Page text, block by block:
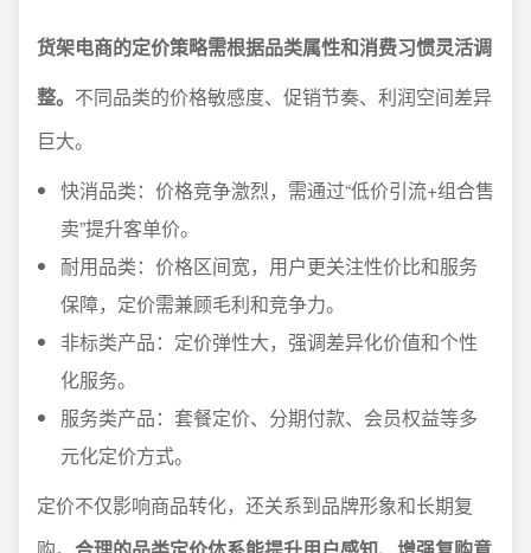
货架电商的定价策略需根据品类属性和消费习惯灵活调
整。 不同品类的价格敏感度、促销节奏、利润空间差异
巨大。
快消品类：价格竞争激烈，需通过“低价引流+组合售
卖”提升客单价。
耐用品类：价格区间宽，用户更关注性价比和服务
保障，定价需兼顾毛利和竞争力。
非标类产品：定价弹性大，强调差异化价值和个性
化服务。
服务类产品：套餐定价、分期付款、会员权益等多
元化定价方式。
定价不仅影响商品转化，还关系到品牌形象和长期复